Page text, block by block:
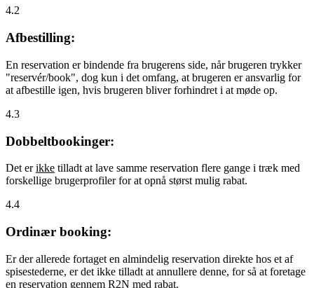
4.2
Afbestilling:
En reservation er bindende fra brugerens side, når brugeren trykker
"reservér/book", dog kun i det omfang, at brugeren er ansvarlig for
at afbestille igen, hvis brugeren bliver forhindret i at møde op.
4.3
Dobbeltbookinger:
Det erikke tilladt at lave samme reservation flere gange i træk med
forskellige brugerprofiler for at opnå størst mulig rabat.
4.4
Ordinær booking:
Er der allerede fortaget en almindelig reservation direkte hos et af
spisestederne, er det ikke tilladt at annullere denne, for så at foretage
en reservation gennem R2N med rabat.